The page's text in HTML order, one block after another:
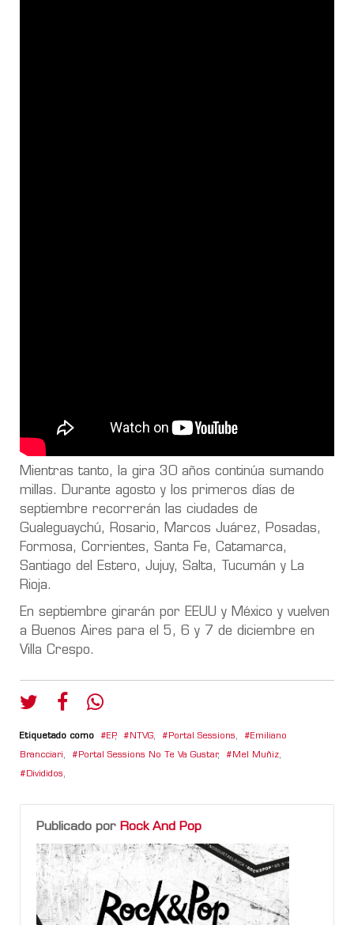
Mientras tanto, la gira 30 años continúa sumando
millas. Durante agosto y los primeros días de
septiembre recorrerán las ciudades de
Gualeguaychú, Rosario, Marcos Juárez, Posadas,
Formosa, Corrientes, Santa Fe, Catamarca,
Santiago del Estero, Jujuy, Salta, Tucumán y La
Rioja.
En septiembre girarán por EEUU y México y vuelven
a Buenos Aires para el 5, 6 y 7 de diciembre en
Villa Crespo.
Etiquetado como EP, NTVG, Portal Sessions, Emiliano
Brancciari, Portal Sessions No Te Va Gustar, Mel Muñiz,
Divididos,
Publicado por Rock And Pop